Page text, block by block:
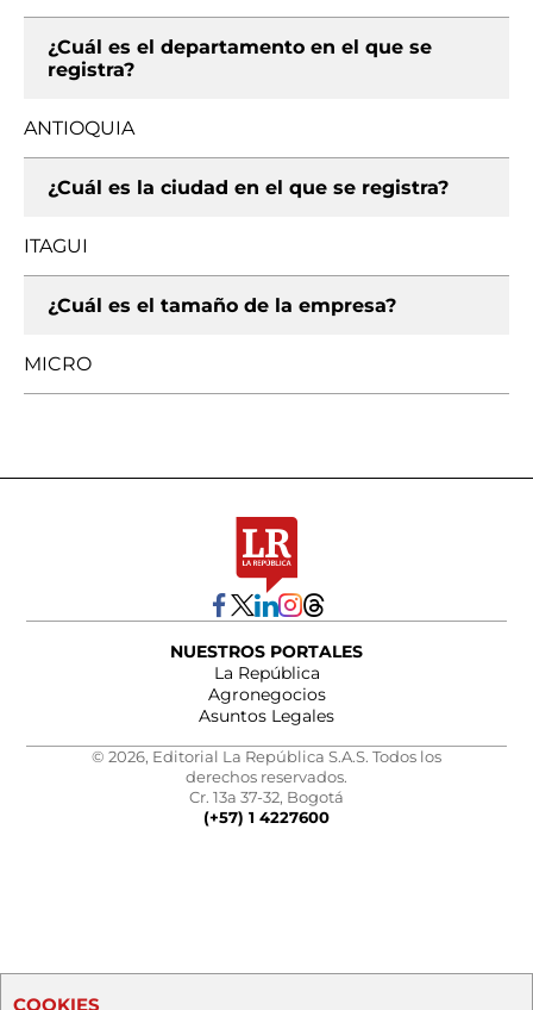
¿Cuál es el departamento en el que se
registra?
ANTIOQUIA
¿Cuál es la ciudad en el que se registra?
ITAGUI
¿Cuál es el tamaño de la empresa?
MICRO
NUESTROS PORTALES
La República
Agronegocios
Asuntos Legales
© 2026, Editorial La República S.A.S. Todos los
derechos reservados.
Cr. 13a 37-32, Bogotá
(+57) 1 4227600
COOKIES